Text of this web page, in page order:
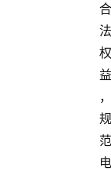
合
法
权
益
，
规
范
电